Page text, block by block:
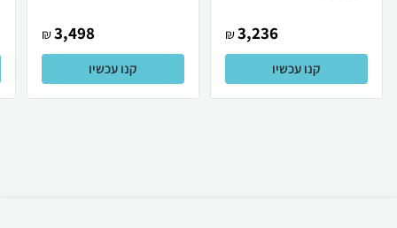
3,236
₪
קנו עכשיו
3,498
₪
קנו עכשיו